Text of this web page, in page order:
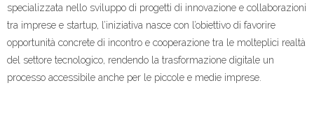
specializzata nello sviluppo di progetti di innovazione e collaborazioni
tra imprese e startup, l’iniziativa nasce con l’obiettivo di favorire
opportunità concrete di incontro e cooperazione tra le molteplici realtà
del settore tecnologico, rendendo la trasformazione digitale un
processo accessibile anche per le piccole e medie imprese.